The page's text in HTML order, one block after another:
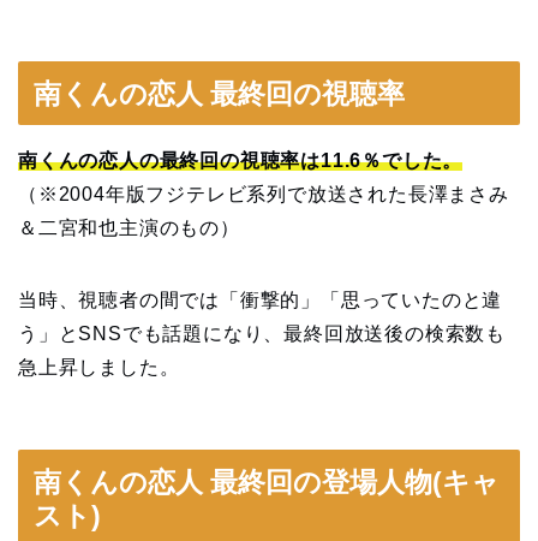
南くんの恋人 最終回の視聴率
南くんの恋人の最終回の視聴率は11.6％でした。
（※2004年版フジテレビ系列で放送された長澤まさみ
＆二宮和也主演のもの）
当時、視聴者の間では「衝撃的」「思っていたのと違
う」とSNSでも話題になり、最終回放送後の検索数も
急上昇しました。
南くんの恋人 最終回の登場人物(キャ
スト)